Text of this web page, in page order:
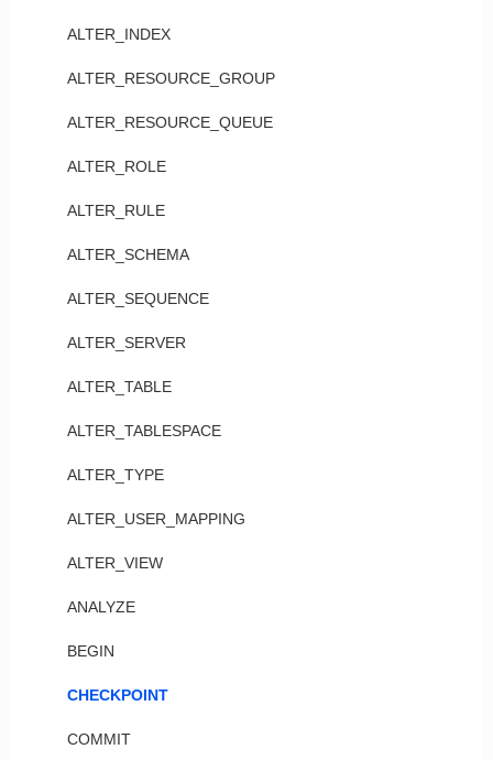
ALTER_INDEX
ALTER_RESOURCE_GROUP
ALTER_RESOURCE_QUEUE
ALTER_ROLE
ALTER_RULE
ALTER_SCHEMA
ALTER_SEQUENCE
ALTER_SERVER
ALTER_TABLE
ALTER_TABLESPACE
ALTER_TYPE
ALTER_USER_MAPPING
ALTER_VIEW
ANALYZE
BEGIN
CHECKPOINT
COMMIT